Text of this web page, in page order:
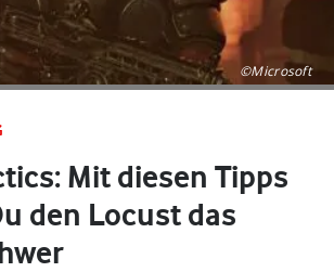
©Microsoft
Mit diesen Tipps
den Locust das